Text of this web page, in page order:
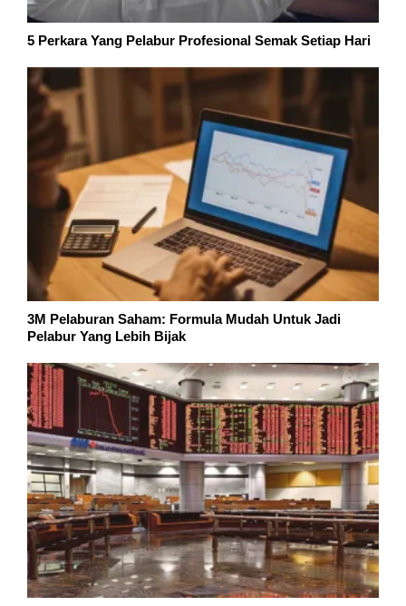
5 Perkara Yang Pelabur Profesional Semak Setiap Hari
3M Pelaburan Saham: Formula Mudah Untuk Jadi
Pelabur Yang Lebih Bijak